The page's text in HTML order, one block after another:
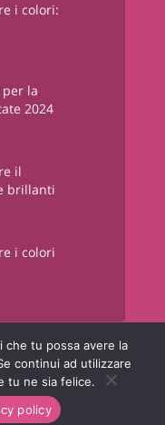
i colori:
per la
2024
il
brillanti
i colori
online a contenuto
- P.IVA 05442450960
Policy
che tu possa avere la
continui ad utilizzare
tu ne sia felice.
policy